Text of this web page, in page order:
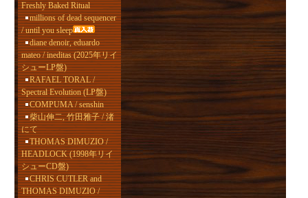
Freshly Baked Ritual
millions of dead sequencer
/ until you sleep
diane denoir, eduardo
mateo / ineditas (2025年リイ
シューLP盤)
RAFAEL TORAL /
Spectral Evolution (LP盤)
COMPUMA / senshin
柴山伸二, 竹田雅子 / 渚
にて
THOMAS DIMUZIO /
HEADLOCK (1998年リイ
シューCD盤)
CHRIS CUTLER and
THOMAS DIMUZIO /